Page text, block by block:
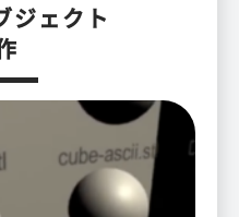
ジェクト